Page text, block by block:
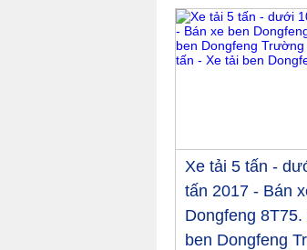
Xe tải 5 tấn -
tấn 2017 - Bán
Dongfeng 8T75.
ben Dongfeng